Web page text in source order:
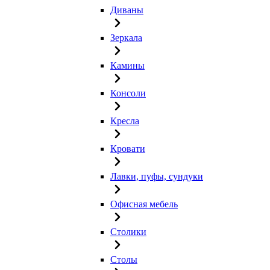
Диваны
Зеркала
Камины
Консоли
Кресла
Кровати
Лавки, пуфы, сундуки
Офисная мебель
Столики
Столы